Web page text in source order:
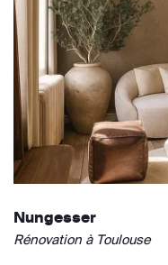
Nungesser
Rénovation à Toulouse